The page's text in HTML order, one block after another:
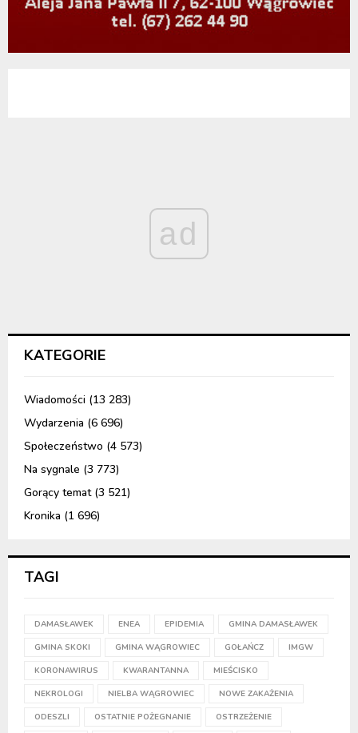
ad
KATEGORIE
Wiadomości (13 283)
Wydarzenia (6 696)
Społeczeństwo (4 573)
Na sygnale (3 773)
Gorący temat(3 521)
Kronika (1 696)
TAGI
DAMASŁAWEK ENEA EPIDEMIA GMINA DAMASŁAWEK
GMINA SKOKI GMINA WĄGROWIEC GOŁAŃCZ IMGW
KORONAWIRUS KWARANTANNA MIEŚCISKO
NEKROLOGI NIELBA WĄGROWIEC NOWE ZAKAŻENIA
ODESZLI OSTATNIE POŻEGNANIE OSTRZEŻENIE